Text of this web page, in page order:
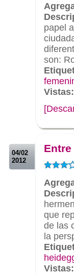
papel
son:
Vistas:
04/02
2012
que
de las
la
Vistas: